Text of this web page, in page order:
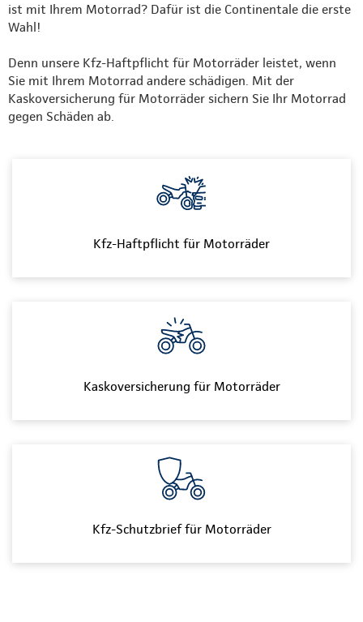
ist mit Ihrem Motorrad? Dafür ist die Continentale die erste
Wahl!
Denn unsere Kfz-Haftpflicht für Motorräder leistet, wenn
Sie mit Ihrem Motorrad andere schädigen. Mit der
Kaskoversicherung für Motorräder sichern Sie Ihr Motorrad
gegen Schäden ab.
Kfz-Haftpflicht für Motorräder
Kaskoversicherung für Motorräder
Kfz-Schutzbrief für Motorräder